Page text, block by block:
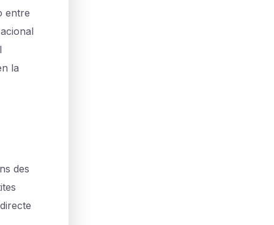
entre
la
des